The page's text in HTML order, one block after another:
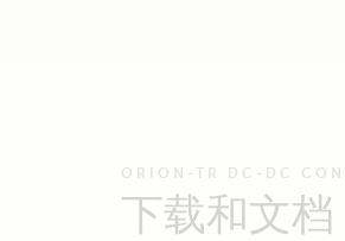
ORION-TR DC-DC
下载和文档